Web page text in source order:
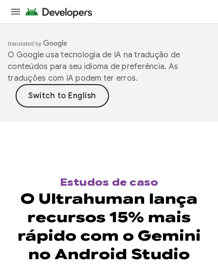
O Google usa tecnologia de IA na tradução de
conteúdos para seu idioma de preferência. As
traduções com IA podem ter erros.
Estudos de caso
O Ultrahuman lança
recursos 15% mais
rápido com o Gemini
no Android Studio